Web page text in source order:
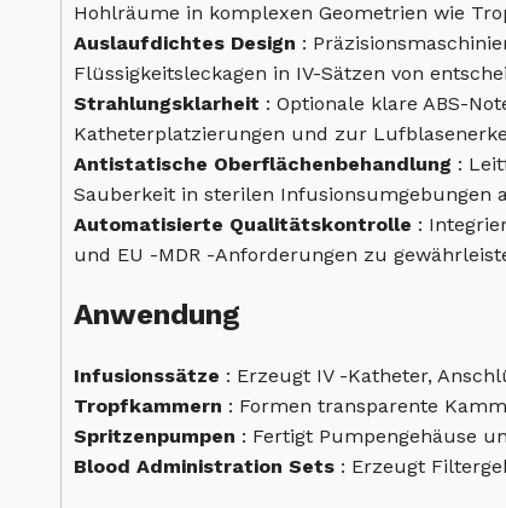
Hohlräume in komplexen Geometrien wie
Auslaufdichtes Design :
Flüssigkeitsleckagen in IV-Sätzen von
Strahlungsklarheit : Optionale klare ABS-
Katheterplatzierungen und zur
Antistatische Oberflächenbehandlung :
Sauberkeit in sterilen Infusionsumgebungen
Automatisierte Qualitätskontrolle :
und EU -MDR -Anforderungen zu
Anwendung
Infusionssätze : Erzeugt IV -Katheter,
Tropfkammern : Formen transparente
Spritzenpumpen : Fertigt Pumpengehäuse
Blood Administration Sets : Erzeugt